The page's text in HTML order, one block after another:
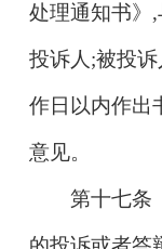
处理通知书》
投诉人;被投
作日以内作出
意见。
第十七条